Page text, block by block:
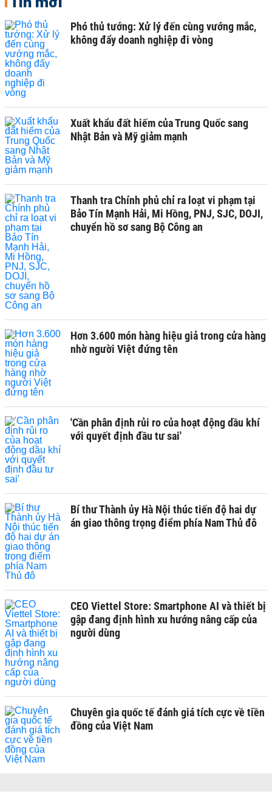
Phó thủ tướng: Xử lý đến cùng vướng mắc,
không đẩy doanh nghiệp đi vòng
Xuất khẩu đất hiếm của Trung Quốc sang
Nhật Bản và Mỹ giảm mạnh
Thanh tra Chính phủ chỉ ra loạt vi phạm tại
Bảo Tín Mạnh Hải, Mi Hồng, PNJ, SJC, DOJI,
chuyển hồ sơ sang Bộ Công an
Hơn 3.600 món hàng hiệu giả trong cửa hàng
nhờ người Việt đứng tên
'Cần phân định rủi ro của hoạt động dầu khí
với quyết định đầu tư sai'
Bí thư Thành ủy Hà Nội thúc tiến độ hai dự
án giao thông trọng điểm phía Nam Thủ đô
CEO Viettel Store: Smartphone AI và thiết bị
gập đang định hình xu hướng nâng cấp của
người dùng
Chuyên gia quốc tế đánh giá tích cực về tiền
đồng của Việt Nam